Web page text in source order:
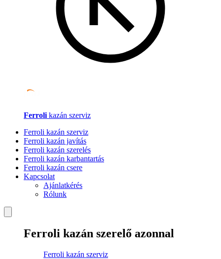
Ferroli kazán szerviz
Ferroli kazán szerviz
Ferroli kazán javítás
Ferroli kazán szerelés
Ferroli kazán karbantartás
Ferroli kazán csere
Kapcsolat
Ajánlatkérés
Rólunk
Ferroli kazán szerelő azonnal
Ferroli kazán szerviz